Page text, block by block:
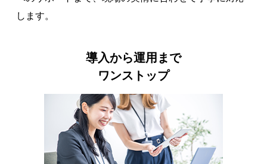
します。
導入から運用まで
ワンストップ